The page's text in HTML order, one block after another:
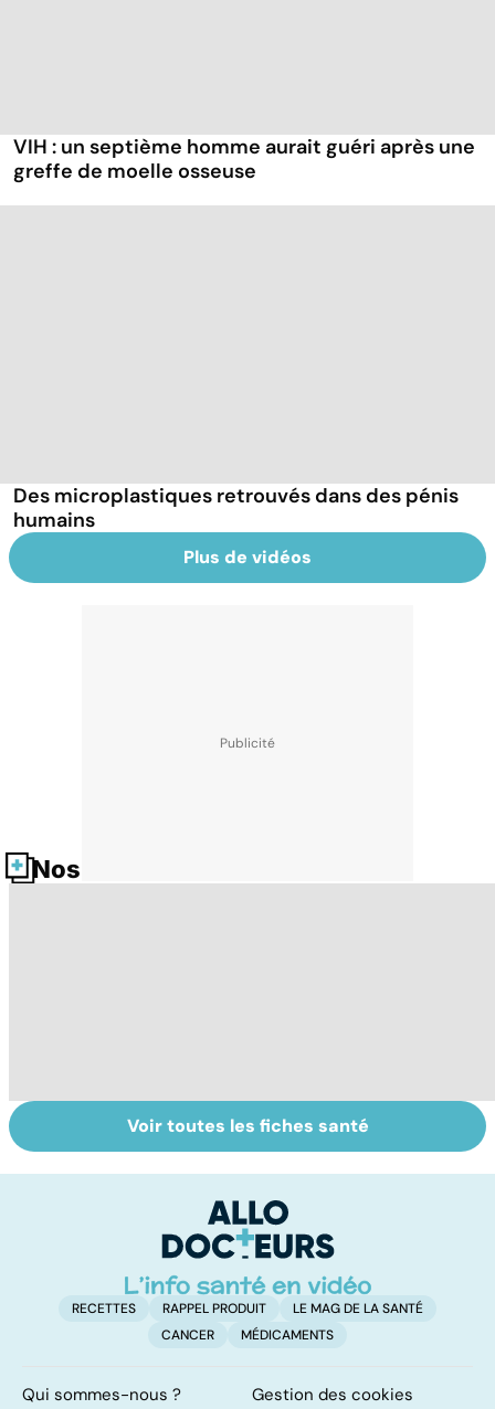
VIH : un septième homme aurait guéri après une
greffe de moelle osseuse
Des microplastiques retrouvés dans des pénis
humains
Plus de vidéos
Nos fiches santé
osseuse : des
La
drépanocytose,
globules rouges
Voir toutes les fiches santé
RECETTES RAPPEL PRODUIT
LE MAG DE LA SANTÉ
CANCER
MÉDICAMENTS
Qui sommes-nous ? Gestion des cookies